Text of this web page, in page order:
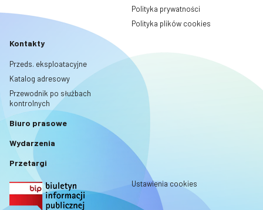
Polityka prywatności
Polityka plików cookies
Kontakty
Przeds. eksploatacyjne
Katalog adresowy
Przewodnik po służbach
kontrolnych
Biuro prasowe
Wydarzenia
Przetargi
Ustawienia cookies